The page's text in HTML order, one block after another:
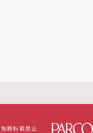
無断転載禁止